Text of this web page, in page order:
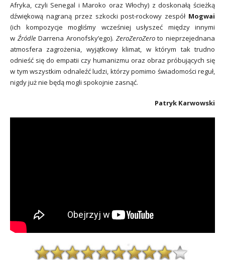
Afryka, czyli Senegal i Maroko oraz Włochy) z doskonałą ścieżką
dźwiękową nagraną przez szkocki post-rockowy zespół Mogwai
(ich kompozycje mogliśmy wcześniej usłyszeć między innymi
w ŹródleDarrena Aronofsky’ego). ZeroZeroZeroto nieprzejednana
atmosfera zagrożenia, wyjątkowy klimat, w którym tak trudno
odnieść się do empatii czy humanizmu oraz obraz próbujących się
w tym wszystkim odnaleźć ludzi, którzy pomimo świadomości reguł,
nigdy już nie będą mogli spokojnie zasnąć.
Patryk Karwowski